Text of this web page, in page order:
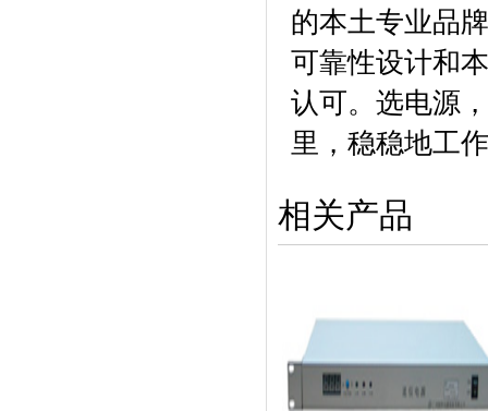
的本土专业品
可靠性设计和
认可。选电源
里，稳稳地工
相关产品